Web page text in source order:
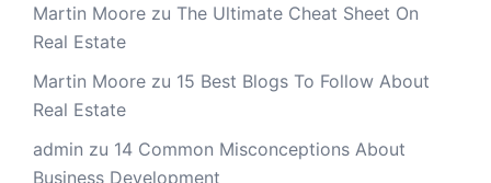
Martin Moore zu The Ultimate Cheat Sheet On
Real Estate
Martin Moore zu 15 Best Blogs To Follow About
Real Estate
admin zu 14 Common Misconceptions About
Business Development